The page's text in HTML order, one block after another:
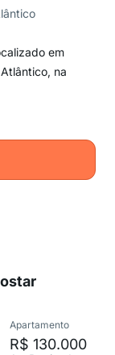
em
na
Apartamento
R$ 130.000